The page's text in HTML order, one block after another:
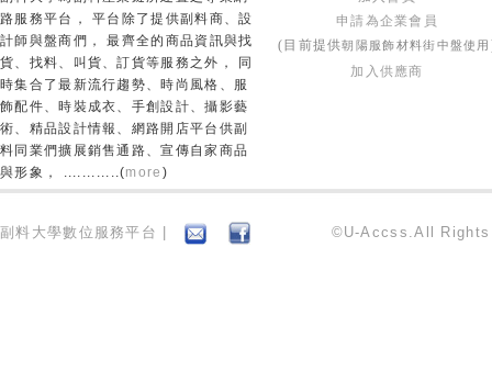
路服務平台， 平台除了提供副料商、設
計師與盤商們， 最齊全的商品資訊與找
貨、找料、叫貨、訂貨等服務之外， 同
時集合了最新流行趨勢、時尚風格、服
飾配件、時裝成衣、手創設計、攝影藝
術、精品設計情報、網路開店平台供副
料同業們擴展銷售通路、宣傳自家商品
與形象， ............(more )
申請為企業會員
(目前提供朝陽服飾材料街中盤使用
加入供應商
副料大學數位服務平台 | ©U-Accss.All Rights